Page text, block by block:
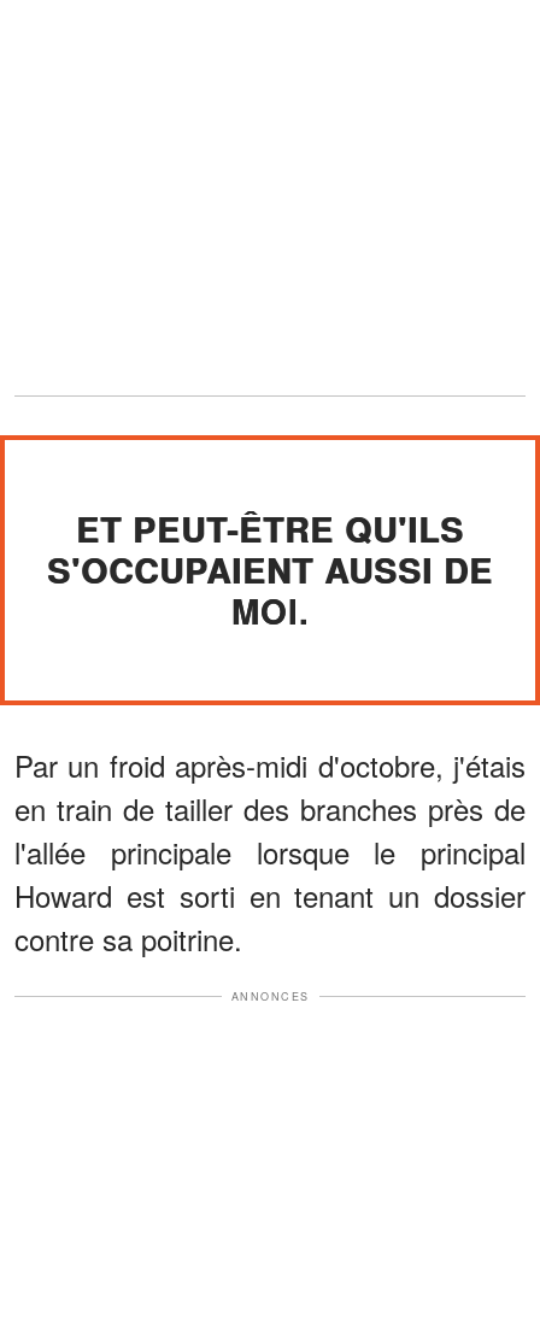
ET PEUT-ÊTRE QU'ILS
S'OCCUPAIENT AUSSI DE
MOI.
Par un froid après-midi d'octobre, j'étais
en train de tailler des branches près de
l'allée principale lorsque le principal
Howard est sorti en tenant un dossier
contre sa poitrine.
ANNONCES